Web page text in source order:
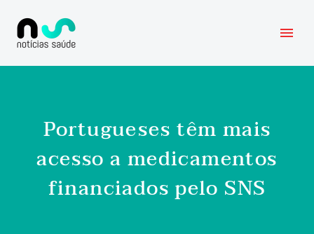
Portugueses têm mais
acesso a medicamentos
financiados pelo SNS